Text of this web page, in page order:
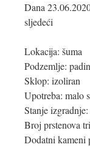
Dana
sljedeći
Lokacija: šuma
Podzemlje:
Sklop: izoliran
Upotreba: malo
Stanje
Broj prstenova
Dodatni kameni